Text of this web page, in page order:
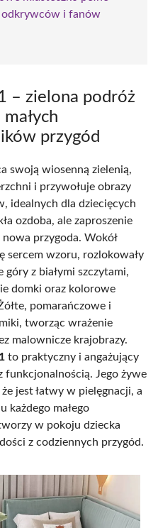
odkrywców i fanów
– zielona podróż
przygód
swoją wiosenną zielenią,
i przywołuje obrazy
idealnych dla dziecięcych
ozdoba, ale zaproszenie
przygoda. Wokół
sercem wzoru, rozlokowały
góry z białymi szczytami,
domki oraz kolorowe
pomarańczowe i
tworząc wrażenie
malownicze krajobrazy.
to praktyczny i angażujący
funkcjonalnością. Jego żywe
jest łatwy w pielęgnacji, a
każdego małego
w pokoju dziecka
z codziennych przygód.